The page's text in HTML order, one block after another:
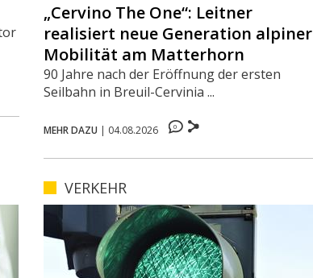
„Cervino The One“: Leitner
realisiert neue Generation alpiner
Mobilität am Matterhorn
90 Jahre nach der Eröffnung der ersten
Seilbahn in Breuil-Cervinia ...
MEHR DAZU | 04.08.2026 0
VERKEHR